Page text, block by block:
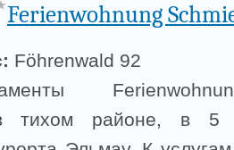
Ferienwohnung
Föhrenwald 92
тихом районе, в 5